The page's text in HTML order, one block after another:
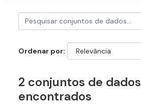
Ordenar por
2 conjuntos de dados
encontrados